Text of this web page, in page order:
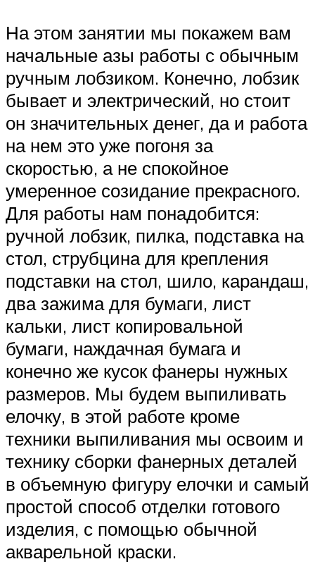
На этом занятии мы покажем вам
начальные азы работы с обычным
ручным лобзиком. Конечно, лобзик
бывает и электрический, но стоит
он значительных денег, да и работа
на нем это уже погоня за
скоростью, а не спокойное
умеренное созидание прекрасного.
Для работы нам понадобится:
ручной лобзик, пилка, подставка на
стол, струбцина для крепления
подставки на стол, шило, карандаш,
два зажима для бумаги, лист
кальки, лист копировальной
бумаги, наждачная бумага и
конечно же кусок фанеры нужных
размеров. Мы будем выпиливать
елочку, в этой работе кроме
техники выпиливания мы освоим и
технику сборки фанерных деталей
в объемную фигуру елочки и самый
простой способ отделки готового
изделия, с помощью обычной
акварельной краски.